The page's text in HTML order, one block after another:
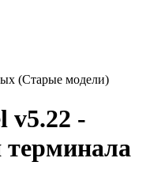
(Старые модели)
v5.22 -
терминала